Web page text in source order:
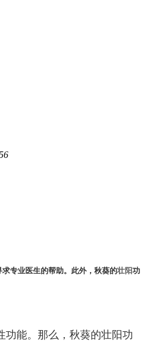
求专业医生的帮助。此外，秋葵的壮阳功
功能。那么，秋葵的壮阳功